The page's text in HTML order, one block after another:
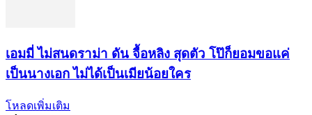
เอมมี่ ไม่สนดราม่า ดัน จื้อหลิง สุดตัว โป๊ก็ยอมขอแค่
เป็นนางเอก ไม่ได้เป็นเมียน้อยใคร
โหลดเพิ่มเติม